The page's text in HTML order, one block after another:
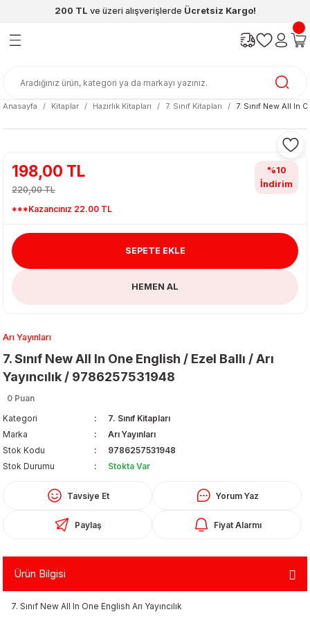
200 TL ve üzeri alışverişlerde Ücretsiz Kargo!
Geri Dön
Geri Dön
& Matara
Geri Dön
Geri Dön
Geri Dön
Geri Dön
Anasayfa
Kitaplar Hazırlık Kitapları 7. Sınıf Kitapları 7. Sınıf New All In
Arı Yayınları
7. Sınıf New All In One English / Ezel Ballı / Arı
Yayıncılık / 9786257531948
0 Puan
Kategori
7. Sınıf Kitapları
Marka
Arı Yayınları
Stok Kodu
9786257531948
Stok Durumu
Stokta Var
Tavsiye Et Yorum Yaz
Paylaş Fiyat Alarmı
198,00 TL
220,00 TL
***Kazancınız 22.00 TL
%10
İndirim
SEPETE EKLE
HEMEN AL
Ürün Bilgisi
7. Sınıf New All In One English Arı Yayıncılık